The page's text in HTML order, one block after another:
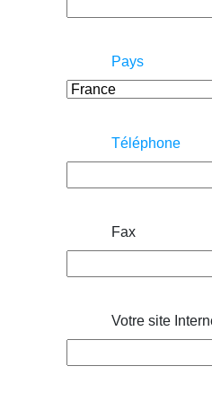
Pays
Téléphone
Fax
Votre site